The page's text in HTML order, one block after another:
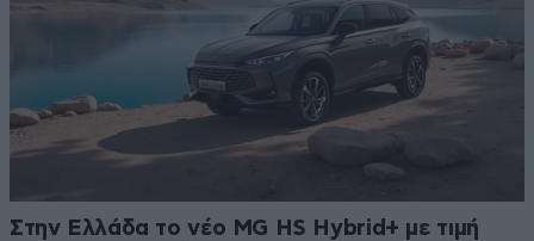
Στην Ελλάδα το νέο MG HS Hybrid+ με τιμή